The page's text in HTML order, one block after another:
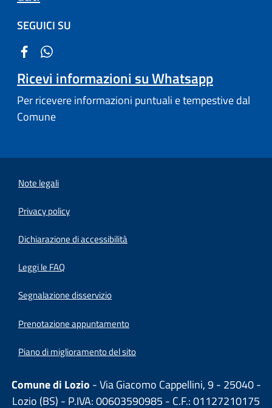
SEGUICI SU
Ricevi informazioni su Whatsapp
Per ricevere informazioni puntuali e tempestive dal
Comune
Note legali
Privacy policy
Dichiarazione di accessibilità
Leggi le FAQ
Segnalazione disservizio
Prenotazione appuntamento
Piano di miglioramento del sito
Comune di Lozio - Via Giacomo Cappellini, 9 - 25040 -
Lozio (BS) - P.IVA: 00603590985 - C.F.: 01127210175